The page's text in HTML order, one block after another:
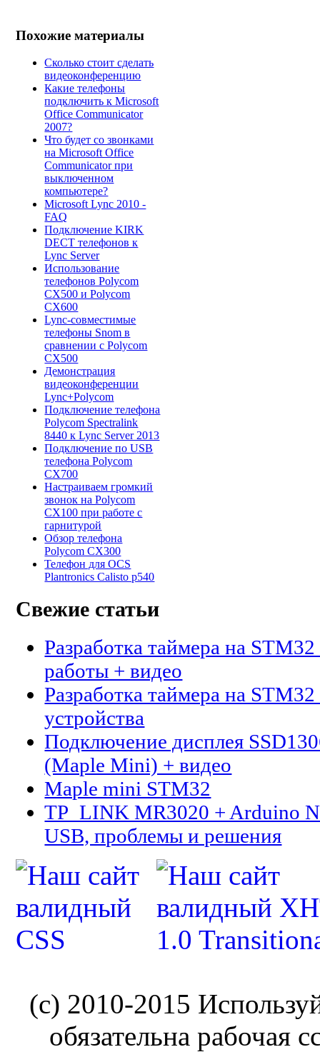
Похожие материалы
Сколько стоит сделать
видеоконференцию
Какие телефоны
подключить к Microsoft
Office Communicator
2007?
Что будет со звонками
на Microsoft Office
Communicator при
выключенном
компьютере?
Microsoft Lync 2010 -
FAQ
Подключение KIRK
DECT телефонов к
Lync Server
Использование
телефонов Polycom
CX500 и Polycom
CX600
Lync-совместимые
телефоны Snom в
сравнении с Polycom
CX500
Демонстрация
видеоконференции
Lync+Polycom
Подключение телефона
Polycom Spectralink
8440 к Lync Server 2013
Подключение по USB
телефона Polycom
CX700
Настраиваем громкий
звонок на Polycom
CX100 при работе с
гарнитурой
Обзор телефона
Polycom CX300
Телефон для OCS
Plantronics Calisto p540
Свежие статьи
Разработка таймера на
работы + видео
Разработка таймера на
устройства
Подключение дисплея
(Maple Mini) + видео
Maple mini STM32
TP_LINK MR3020 + Arduino
USB, проблемы и решения
(c) 2010-2015
обязательна рабочая